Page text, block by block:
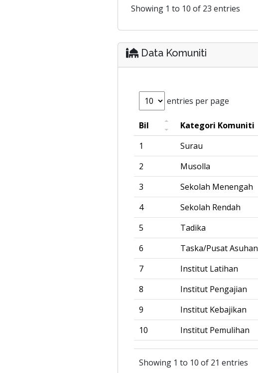
Showing 1 to 10 of 23 entries
Data Komuniti
entries per page
Bil Kategori Komuniti
1
Surau
2
Musolla
3
Sekolah Menengah
4
Sekolah Rendah
5
Tadika
6
Taska/Pusat Asuhan
7
Institut Latihan
8
Institut Pengajian
9
Institut Kebajikan
10
Institut Pemulihan
Showing 1 to 10 of 21 entries